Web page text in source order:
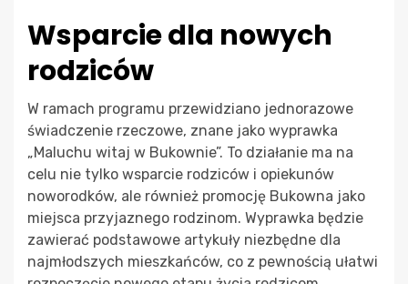
Wsparcie dla nowych
rodziców
W ramach programu przewidziano jednorazowe
świadczenie rzeczowe, znane jako wyprawka
„Maluchu witaj w Bukownie”. To działanie ma na
celu nie tylko wsparcie rodziców i opiekunów
noworodków, ale również promocję Bukowna jako
miejsca przyjaznego rodzinom. Wyprawka będzie
zawierać podstawowe artykuły niezbędne dla
najmłodszych mieszkańców, co z pewnością ułatwi